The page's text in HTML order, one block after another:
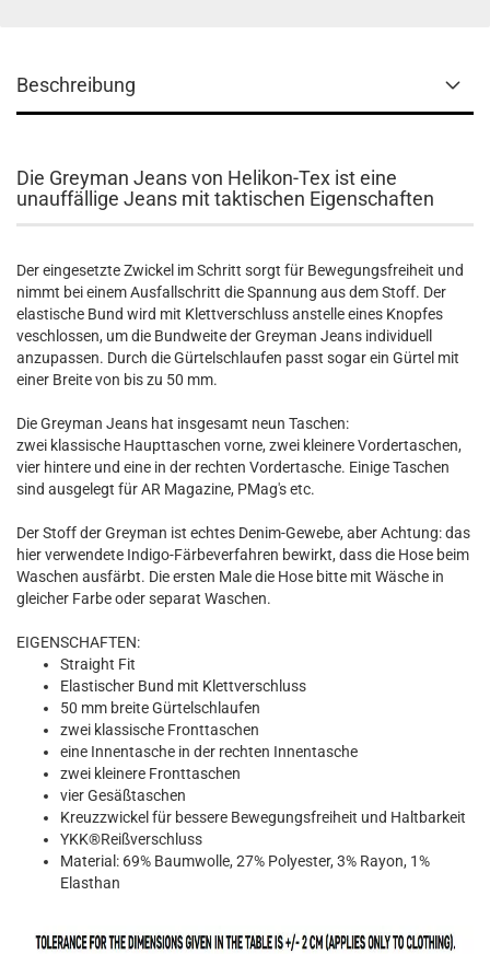
Beschreibung
Die Greyman Jeans von Helikon-Tex ist eine
unauffällige Jeans mit taktischen Eigenschaften
Der eingesetzte Zwickel im Schritt sorgt für Bewegungsfreiheit und
nimmt bei einem Ausfallschritt die Spannung aus dem Stoff. Der
elastische Bund wird mit Klettverschluss anstelle eines Knopfes
veschlossen, um die Bundweite der Greyman Jeans individuell
anzupassen. Durch die Gürtelschlaufen passt sogar ein Gürtel mit
einer Breite von bis zu 50 mm.
Die Greyman Jeans hat insgesamt neun Taschen:
zwei klassische Haupttaschen vorne, zwei kleinere Vordertaschen,
vier hintere und eine in der rechten Vordertasche. Einige Taschen
sind ausgelegt für AR Magazine, PMag's etc.
Der Stoff der Greyman ist echtes Denim-Gewebe, aber Achtung: das
hier verwendete Indigo-Färbeverfahren bewirkt, dass die Hose beim
Waschen ausfärbt. Die ersten Male die Hose bitte mit Wäsche in
gleicher Farbe oder separat Waschen.
EIGENSCHAFTEN:
Straight Fit
Elastischer Bund mit Klettverschluss
50 mm breite Gürtelschlaufen
zwei klassische Fronttaschen
eine Innentasche in der rechten Innentasche
zwei kleinere Fronttaschen
vier Gesäßtaschen
Kreuzzwickel für bessere Bewegungsfreiheit und Haltbarkeit
YKK®Reißverschluss
Material: 69% Baumwolle, 27% Polyester, 3% Rayon, 1%
Elasthan